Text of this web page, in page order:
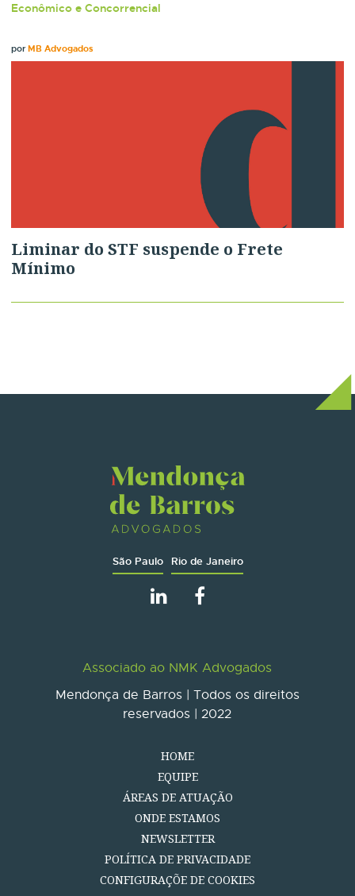
Econômico e Concorrencial
porMB Advogados
Liminar do STF suspende o Frete
Mínimo
São Paulo Rio de Janeiro
Associado ao NMK Advogados
Mendonça de Barros | Todos os direitos
reservados | 2022
HOME
EQUIPE
ÁREAS DE ATUAÇÃO
ONDE ESTAMOS
NEWSLETTER
POLÍTICA DE PRIVACIDADE
CONFIGURAÇÕE DE COOKIES